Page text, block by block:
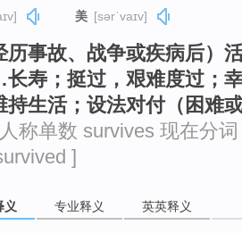
美 [sərˈvaɪv]
历事故、战争或疾病后
寿；挺过，艰难度过；
持生活；设法对付（困难
称单数 survives 现在分
]
义 专业释义 英英释义